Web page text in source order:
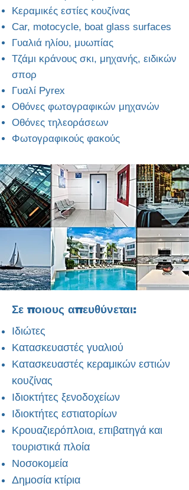
Κεραμικές εστίες κουζίνας
Car, motocycle, boat glass surfaces
Γυαλιά ηλίου, μυωπίας
Τζάμι κράνους σκι, μηχανής, ειδικών
σπορ
Γυαλί Pyrex
Οθόνες φωτογραφικών μηχανών
Οθόνες τηλεοράσεων
Φωτογραφικούς φακούς
Σε ποιους απευθύνεται:
Ιδιώτες
Κατασκευαστές γυαλιού
Κατασκευαστές κεραμικών εστιών
κουζίνας
Ιδιοκτήτες ξενοδοχείων
Ιδιοκτήτες εστιατορίων
Κρουαζιερόπλοια, επιβατηγά και
τουριστικά πλοία
Νοσοκομεία
Δημοσία κτίρια